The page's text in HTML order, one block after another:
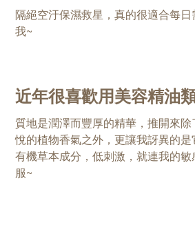
隔絕空汙保濕救星，真的很適合每
我~
近年很喜歡用美容精油
質地是潤澤而豐厚的精華，推開來
悅的植物香氣之外，更讓我訝異的是
有機草本成分，低刺激，就連我的
服~